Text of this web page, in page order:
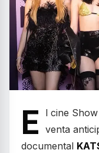
E
l cine
venta
documental